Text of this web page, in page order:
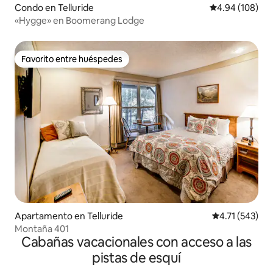
Condo en Telluride Calificación
4.94 (108)
«Hygge» en Boomerang Lodge
Favorito entre huéspedes
Favorito entre huéspedes
Apartamento en Telluride Calificación
4.71 (543)
Montaña 401
Cabañas vacacionales con acceso a las
pistas de esquí